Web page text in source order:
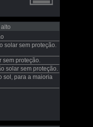
solar sem proteção.
sem proteção.
solar sem proteção.
sol, para a maioria